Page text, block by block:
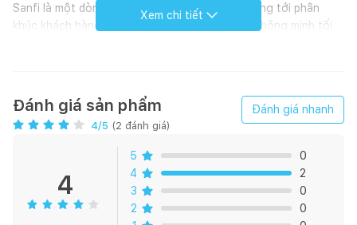
Sanfi là một dòng sản phẩm của Viglacera, hướng tới phân
khúc khách hàng trẻ, nhằm đem đến giải pháp thông minh tối
Xem chi tiết
Đánh giá sản phẩm
4/5 (2 đánh giá)
Đánh giá nhanh
4
5
0
4
2
3
0
2
0